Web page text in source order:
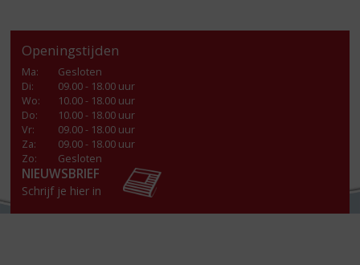
Openingstijden
Ma:
Gesloten
Di:
09.00 - 18.00 uur
Wo:
10.00 - 18.00 uur
Do:
10.00 - 18.00 uur
Vr:
09.00 - 18.00 uur
Za:
09.00 - 18.00 uur
Zo:
Gesloten
NIEUWSBRIEF
Schrijf je hier in